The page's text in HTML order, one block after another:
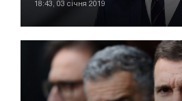
18:43, 03 січня 2019